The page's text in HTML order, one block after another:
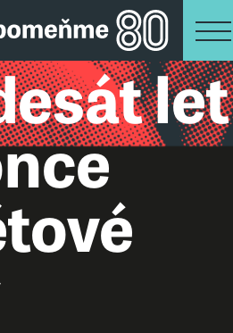
let